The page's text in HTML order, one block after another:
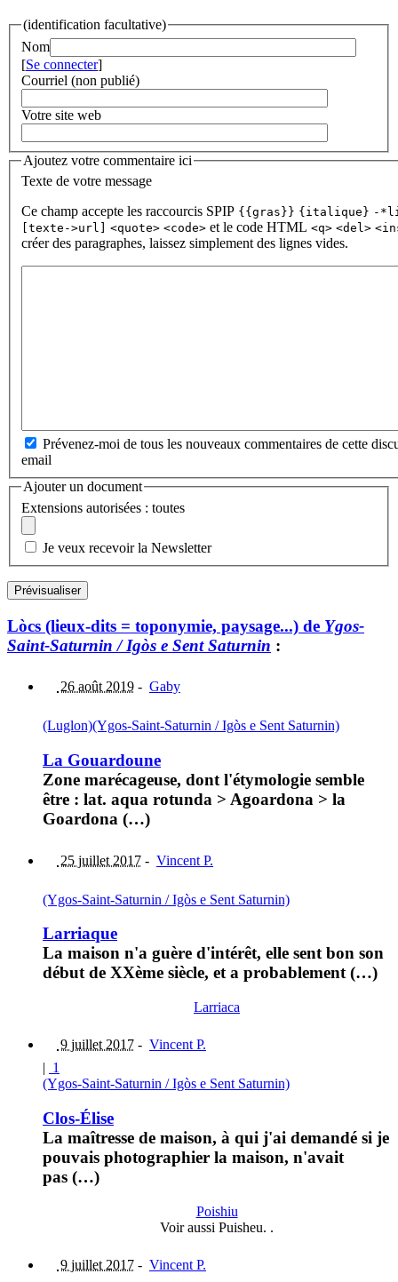
(identification facultative)
Nom
[Se connecter]
Courriel (non publié)
Votre site web
Ajoutez votre commentaire ici
Texte de votre message
Ce champ accepte les raccourcis SPIP {{gras}} {italique} -
[texte->url]
<quote> <code> et le code HTML <q> <del>
créer des paragraphes, laissez simplement des lignes vides.
Prévenez-moi de tous les nouveaux commentaires de cette
email
Ajouter un document
Extensions autorisées : toutes
Je veux recevoir la Newsletter
Lòcs (lieux-dits = toponymie, paysage...) de Ygos-
Saint-Saturnin / Igòs e Sent Saturnin :
26 août 2019 - Gaby
(Luglon)(Ygos-Saint-Saturnin / Igòs e Sent Saturnin)
La Gouardoune
Zone marécageuse, dont l'étymologie semble
être : lat. aqua rotunda > Agoardona > la
Goardona (…)
25 juillet 2017 - Vincent P.
(Ygos-Saint-Saturnin / Igòs e Sent Saturnin)
Larriaque
La maison n'a guère d'intérêt, elle sent bon son
début de XXème siècle, et a probablement (…)
Larriaca
9 juillet 2017 - Vincent P.
| 1
(Ygos-Saint-Saturnin / Igòs e Sent Saturnin)
Clos-Élise
La maîtresse de maison, à qui j'ai demandé si je
pouvais photographier la maison, n'avait
pas (…)
Poishiu
Voir aussi Puisheu. .
9 juillet 2017 - Vincent P.